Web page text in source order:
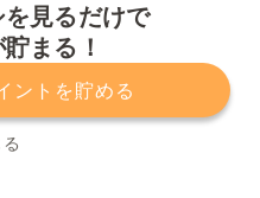
見るだけで
まる！
ントを貯める
用規約
運営会社